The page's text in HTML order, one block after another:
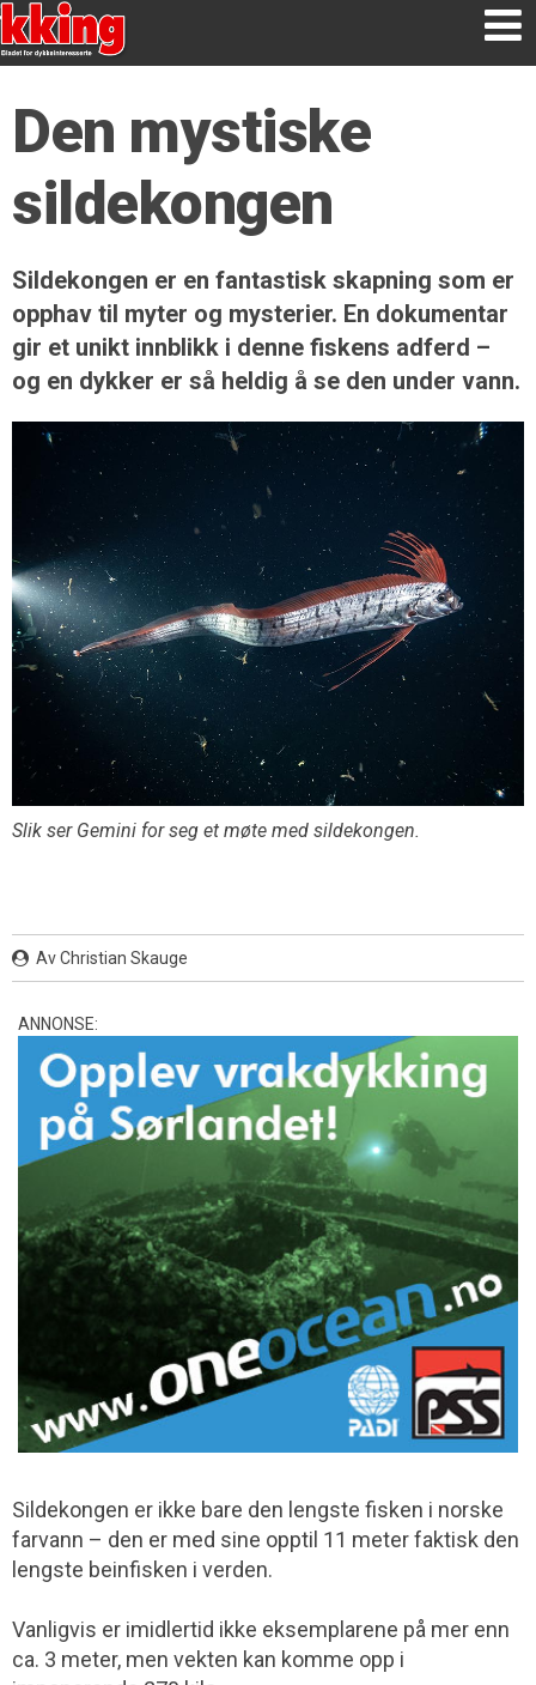
Den mystiske
sildekongen
Sildekongen er en fantastisk skapning som er
opphav til myter og mysterier. En dokumentar
gir et unikt innblikk i denne fiskens adferd –
og en dykker er så heldig å se den under vann.
Slik ser Gemini for seg et møte med sildekongen.
Av Christian Skauge
ANNONSE:
Sildekongen er ikke bare den lengste fisken i norske
farvann – den er med sine opptil 11 meter faktisk den
lengste beinfisken i verden.
Vanligvis er imidlertid ikke eksemplarene på mer enn
ca. 3 meter, men vekten kan komme opp i